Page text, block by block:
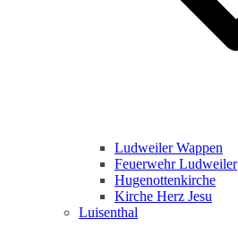
Ludweiler Wappen
Feuerwehr Ludweiler
Hugenottenkirche
Kirche Herz Jesu
Luisenthal